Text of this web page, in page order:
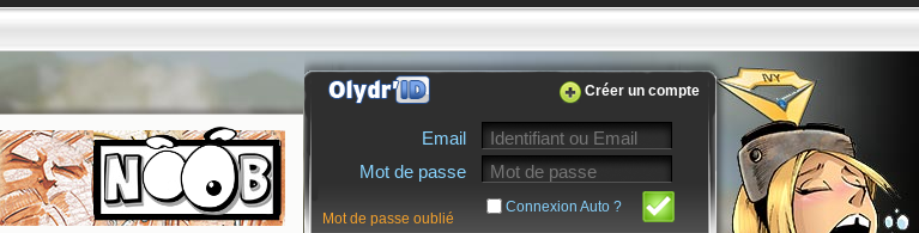
Créer un compte
Email
Mot de passe
Connexion Auto ?
Mot de passe oublié